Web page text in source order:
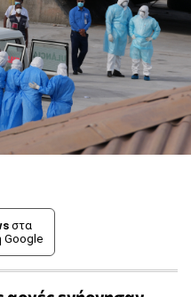
στα
Google